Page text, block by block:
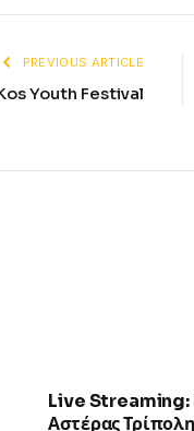
PREVIOUS ARTICLE
Youth Festival
Live Streaming:
Αστέρας